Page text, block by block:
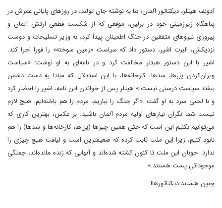
آدولف هیتلر، دیکتاتور آلمان، بنا به نوشته جان تولند، در روزهای پایانی عمرش در
پناهگاه زیرزمینی خود در برلین، موقعی که از شکست قطعی ارتش آلمان و
پیروزی نیروهای متفقین در جنگ اطمینان پیدا کرد، به وزیر تسلیحات و دوست
نزدیکش، البرت اشپر، دستور داد که سیاست «زمین سوخته» را فورا اجرا کند.
اشپر با این دستور هیتلر مخالفت کرد و در نامه‌ای به او نوشت: «سیاست
ویران‌کردن پل‌ها، سدها، کارخانه‌ها، با این استدلال که مبادا به دست دشمن
بیفتد سیاست درستی نیست.» هیتلر پس از خواندن این نامه، اشپر را احضار کرد
و با لحنی سرد به او گفت: «اگر جنگ را ببازیم، مردم را هم باخته‌ایم. هیچ لازم
نیست شما نگران نیازهای اولیه مردم آلمان باشید. بر عکس، بهترین کاری که
می‌توانیم بکنیم این است که حتی همین چیزها (پل‌ها، کارخانه‌ها و سدها) را هم
نابود کنیم، زیرا این ملت ثابت کرده که ضعیفترین است و لیاقت هیچ چیزی را
ندارد. خوبان این ملت تا کنون کشته شده‌اند و آنهایی که زنده مانده‌اند، جملگی
موجوداتی پست هستند.»
چنین هستند دیکتاتورها!